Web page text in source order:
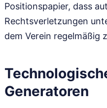
Positionspapier, dass
Rechtsverletzungen
dem Verein regelmäßig
Generatoren